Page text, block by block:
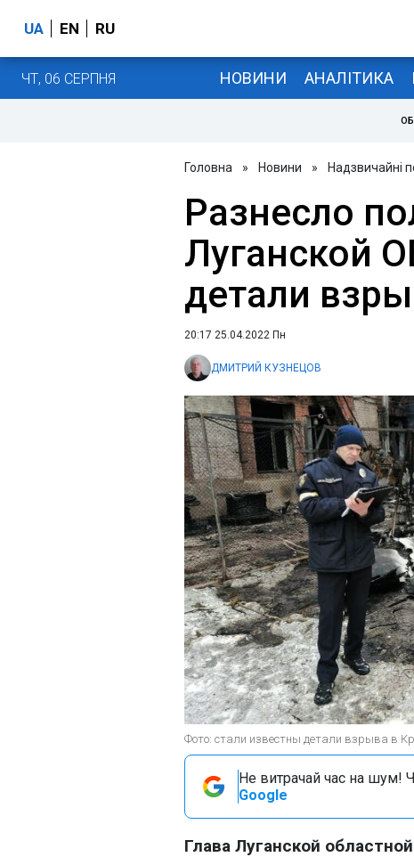
UA EN RU
ЧТ, 06 СЕРПНЯ НОВИНИ АНАЛІТИКА
Головна » Новини » Надзвичайні
Разнесло
Луганской
детали
20:17 25.04.2022 Пн
ДМИТРИЙ КУЗНЕЦОВ
Фото: стали известны детали взрыва в
Не витрачай час на шум!
Google
Глава Луганской